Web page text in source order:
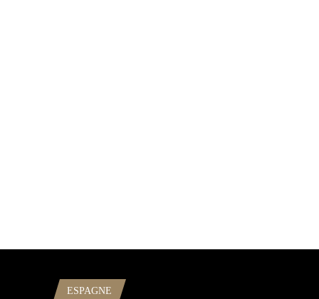
ESPAGNE